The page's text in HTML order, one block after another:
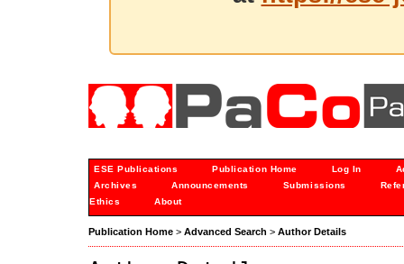
ESE Publications Publication Home Log In
Archives
Announcements Submissions
Ethics
About
Publication Home > Advanced Search > Author Details